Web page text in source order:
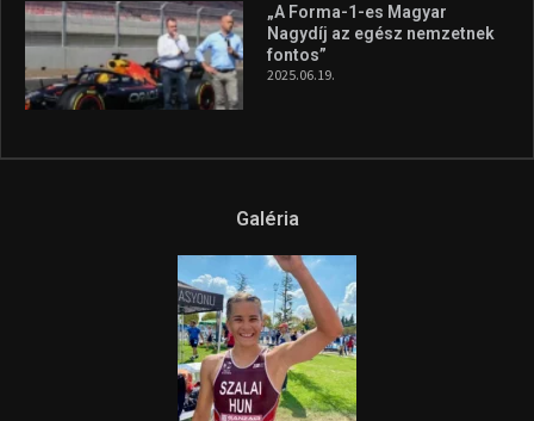
„A Forma-1-es Magyar
Nagydíj az egész nemzetnek
fontos”
2025.06.19.
Galéria